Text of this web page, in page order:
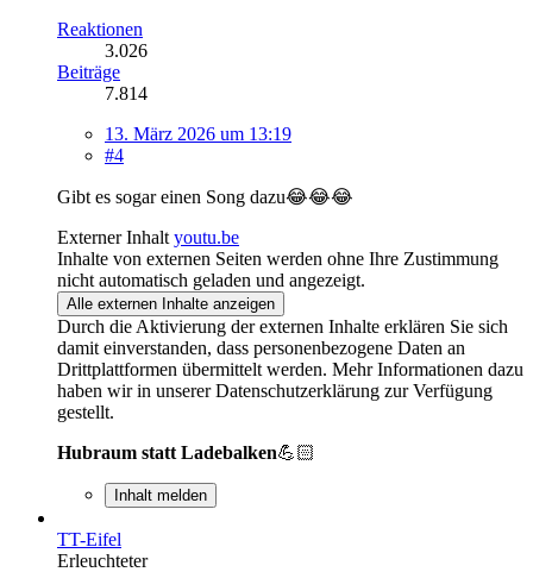
Reaktionen
3.026
Beiträge
7.814
13. März 2026 um 13:19
#4
Gibt es sogar einen Song dazu😂😂😂
Externer Inhalt youtu.be
Inhalte von externen Seiten werden ohne Ihre Zustimmung
nicht automatisch geladen und angezeigt.
Alle externen Inhalte anzeigen
Durch die Aktivierung der externen Inhalte erklären Sie sich
damit einverstanden, dass personenbezogene Daten an
Drittplattformen übermittelt werden. Mehr Informationen dazu
haben wir in unserer Datenschutzerklärung zur Verfügung
gestellt.
Hubraum statt Ladebalken💪🏻
Inhalt melden
TT-Eifel
Erleuchteter